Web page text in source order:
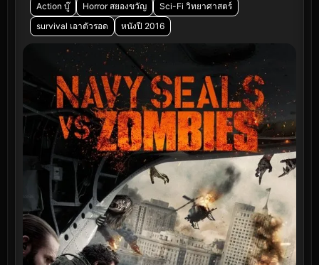
Action บู๊ Horror สยองขวัญ
Sci-Fi วิทยาศาสตร์
survival เอาตัวรอด
หนังปี 2016